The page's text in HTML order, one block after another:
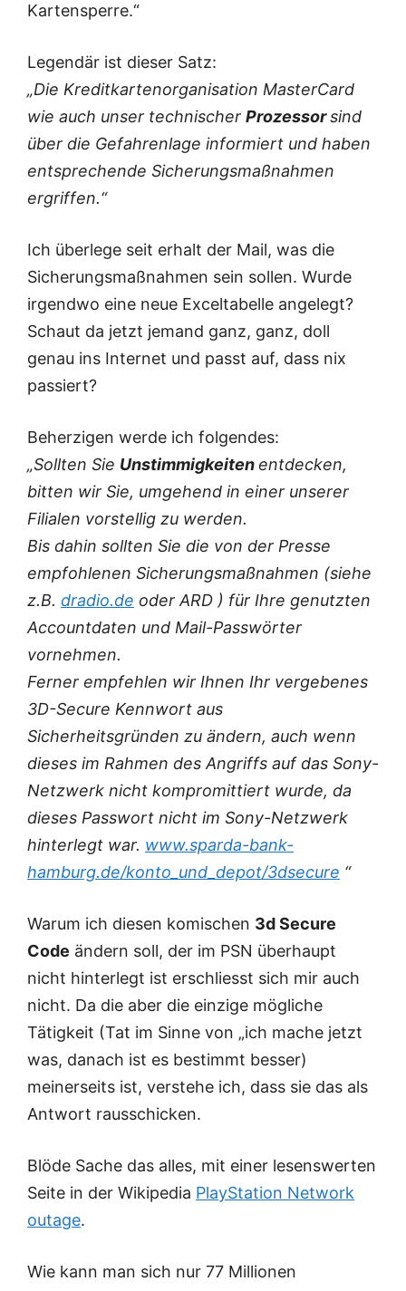
Kartensperre.“
Legendär ist dieser Satz:
„Die Kreditkartenorganisation MasterCard
wie auch unser technischer Prozessorsind
über die Gefahrenlage informiert und haben
entsprechende Sicherungsmaßnahmen
ergriffen.“
Ich überlege seit erhalt der Mail, was die
Sicherungsmaßnahmen sein sollen. Wurde
irgendwo eine neue Exceltabelle angelegt?
Schaut da jetzt jemand ganz, ganz, doll
genau ins Internet und passt auf, dass nix
passiert?
Beherzigen werde ich folgendes:
„Sollten Sie Unstimmigkeitenentdecken,
bitten wir Sie, umgehend in einer unserer
Filialen vorstellig zu werden.
Bis dahin sollten Sie die von der Presse
empfohlenen Sicherungsmaßnahmen (siehe
z.B. dradio.de oder ARD ) für Ihre genutzten
Accountdaten und Mail-Passwörter
vornehmen.
Ferner empfehlen wir Ihnen Ihr vergebenes
3D-Secure Kennwort aus
Sicherheitsgründen zu ändern, auch wenn
dieses im Rahmen des Angriffs auf das Sony-
Netzwerk nicht kompromittiert wurde, da
dieses Passwort nicht im Sony-Netzwerk
hinterlegt war. www.sparda-bank-
hamburg.de/konto_und_depot/3dsecure “
Warum ich diesen komischen 3d Secure
Code ändern soll, der im PSN überhaupt
nicht hinterlegt ist erschliesst sich mir auch
nicht. Da die aber die einzige mögliche
Tätigkeit (Tat im Sinne von „ich mache jetzt
was, danach ist es bestimmt besser)
meinerseits ist, verstehe ich, dass sie das als
Antwort rausschicken.
Blöde Sache das alles, mit einer lesenswerten
Seite in der Wikipedia PlayStation Network
outage.
Wie kann man sich nur 77 Millionen